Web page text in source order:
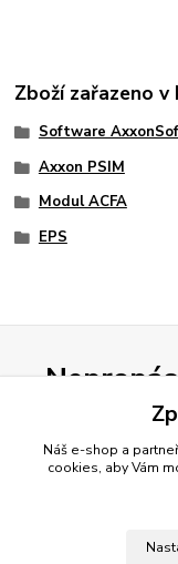
Zboží zařazeno
Software
Axxon PSIM
Modul ACFA
EPS
Můžete se
Náš e-shop a
cookies, aby Vám